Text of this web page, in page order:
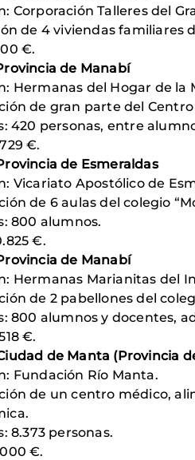
Corporación Talleres del
de 4 viviendas familiares
€.
de Manabí
Hermanas del Hogar de la
de gran parte del Centro
420 personas, entre
€.
de Esmeraldas
Vicariato Apostólico de
de 6 aulas del colegio
800 alumnos.
€.
de Manabí
Hermanas Marianitas del
de 2 pabellones del
800 alumnos y docentes,
€.
de Manta (Provincia
Fundación Río Manta.
de un centro médico,
8.373 personas.
€.